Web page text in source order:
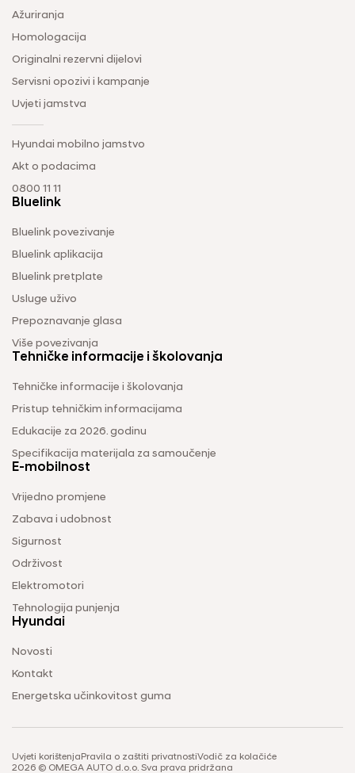
Ažuriranja
Homologacija
Originalni rezervni dijelovi
Servisni opozivi i kampanje
Uvjeti jamstva
Hyundai mobilno jamstvo
Akt o podacima
0800 11 11
Bluelink
Bluelink povezivanje
Bluelink aplikacija
Bluelink pretplate
Usluge uživo
Prepoznavanje glasa
Više povezivanja
Tehničke informacije i školovanja
Tehničke informacije i školovanja
Pristup tehničkim informacijama
Edukacije za 2026. godinu
Specifikacija materijala za samoučenje
E-mobilnost
Vrijedno promjene
Zabava i udobnost
Sigurnost
Održivost
Elektromotori
Tehnologija punjenja
Hyundai
Novosti
Kontakt
Energetska učinkovitost guma
Uvjeti korištenja Pravila o zaštiti privatnostiVodič za kolačiće
2026 © OMEGA AUTO d.o.o. Sva prava pridržana